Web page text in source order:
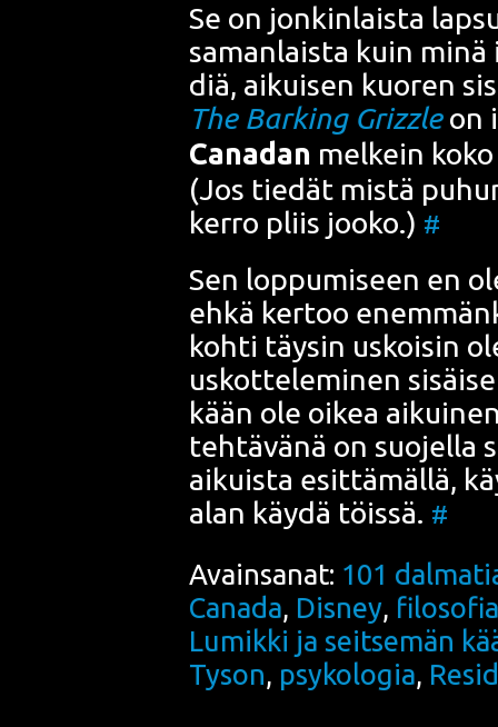
Se on jon­kin­lais­ta
saman­lais­ta kuin
diä, aikui­sen kuo­ren
The Bar­king Grizz­leon
Cana­dan mel­kein
(Jos tie­dät mis­tä
ker­ro pliis joo­ko.) #
Sen lop­pu­mi­seen en
ehkä ker­too
koh­ti täy­sin uskoi­sin
uskot­te­le­mi­nen
kään ole oikea
teh­tä­vä­nä on suo­jel­la
aikuis­ta esit­tä­mäl­lä,
alan käy­dä töis­sä. #
Avainsanat: 101
Canada, Disney, filosofia
Lumikki ja seitsemän
Tyson, psykologia,